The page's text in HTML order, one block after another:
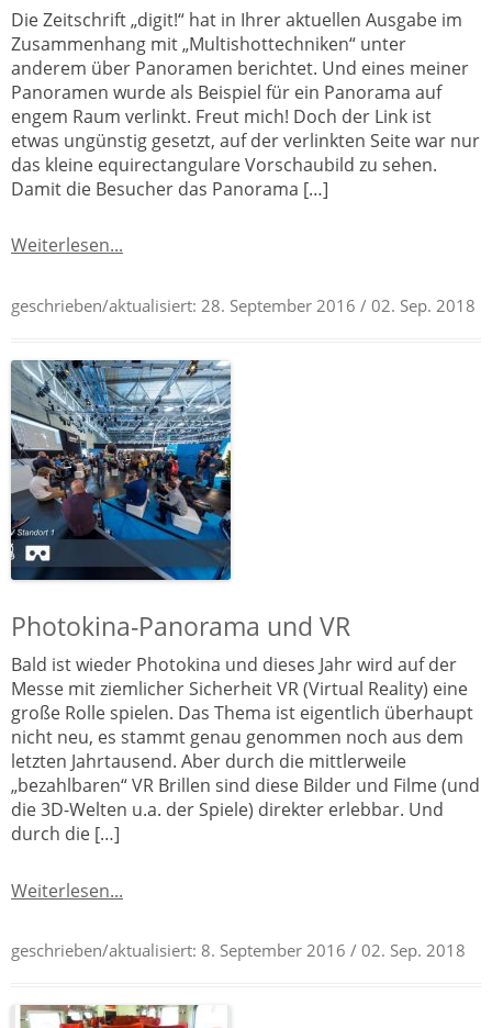
Die Zeitschrift „digit!“ hat in Ihrer aktuellen Ausgabe im
Zusammenhang mit „Multishottechniken“ unter
anderem über Panoramen berichtet. Und eines meiner
Panoramen wurde als Beispiel für ein Panorama auf
engem Raum verlinkt. Freut mich! Doch der Link ist
etwas ungünstig gesetzt, auf der verlinkten Seite war nur
das kleine equirectangulare Vorschaubild zu sehen.
Damit die Besucher das Panorama […]
Weiterlesen...
geschrieben/aktualisiert: 28. September 2016 / 02. Sep. 2018
Photokina-Panorama und VR
Bald ist wieder Photokina und dieses Jahr wird auf der
Messe mit ziemlicher Sicherheit VR (Virtual Reality) eine
große Rolle spielen. Das Thema ist eigentlich überhaupt
nicht neu, es stammt genau genommen noch aus dem
letzten Jahrtausend. Aber durch die mittlerweile
„bezahlbaren“ VR Brillen sind diese Bilder und Filme (und
die 3D-Welten u.a. der Spiele) direkter erlebbar. Und
durch die […]
Weiterlesen...
geschrieben/aktualisiert: 8. September 2016 / 02. Sep. 2018